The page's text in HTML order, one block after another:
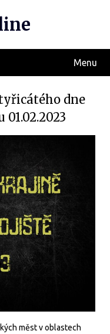
Menu
dne
měst v oblastech